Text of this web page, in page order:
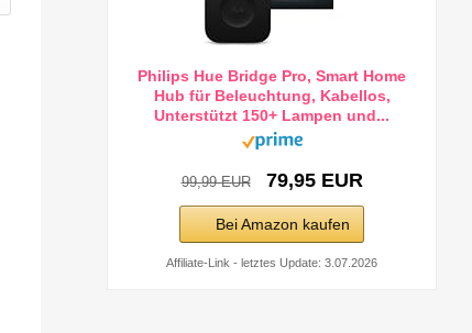
Philips Hue Bridge Pro, Smart Home
Hub für Beleuchtung, Kabellos,
Unterstützt 150+ Lampen und...
99,99 EUR 79,95 EUR
Bei Amazon kaufen
Affiliate-Link - letztes Update: 3.07.2026